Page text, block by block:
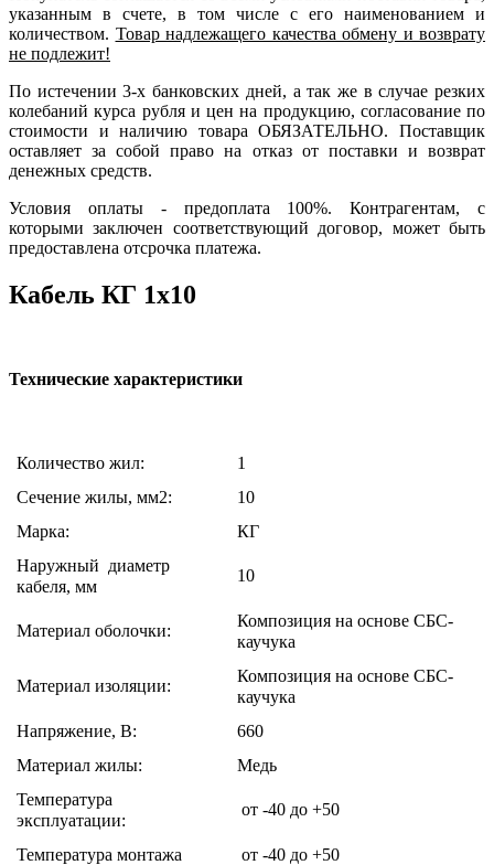
указанным в счете, в том числе с его наименованием и
количеством. Товар надлежащего качества обмену и возврату
не подлежит!
По истечении 3-х банковских дней, а так же в случае резких
колебаний курса рубля и цен на продукцию, согласование по
стоимости и наличию товара ОБЯЗАТЕЛЬНО. Поставщик
оставляет за собой право на отказ от поставки и возврат
денежных средств.
Условия оплаты - предоплата 100%. Контрагентам, с
которыми заключен соответствующий договор, может быть
предоставлена отсрочка платежа.
Кабель КГ 1х10
Технические характеристики
Количество жил:
1
Сечение жилы, мм2:
10
Марка:
КГ
Наружный диаметр
кабеля, мм
10
Материал оболочки:
Композиция на основе СБС-
каучука
Материал изоляции:
Композиция на основе СБС-
каучука
Напряжение, В:
660
Материал жилы:
Медь
Температура
эксплуатации:
от -40 до +50
Температура монтажа
от -40 до +50